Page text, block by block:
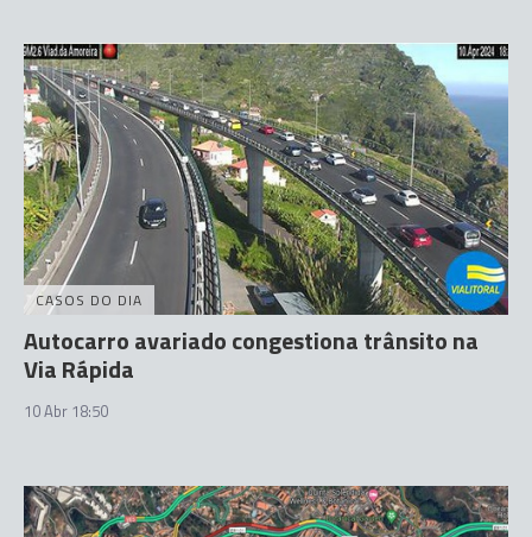
CASOS DO DIA
Autocarro avariado congestiona trânsito na
Via Rápida
10 Abr 18:50